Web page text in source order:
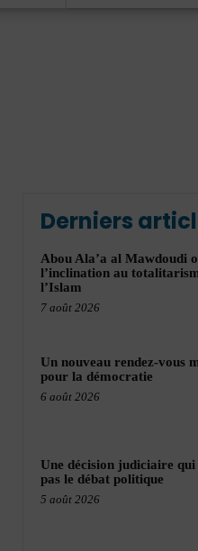
Derniers
Abou Ala’a al Mawdoudi
l’inclination au
l’Islam
7 août 2026
Un nouveau rendez-vous
pour la démocratie
6 août 2026
Une décision judiciaire qui
pas le débat politique
5 août 2026